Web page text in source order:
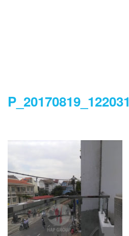
P_20170819_122031